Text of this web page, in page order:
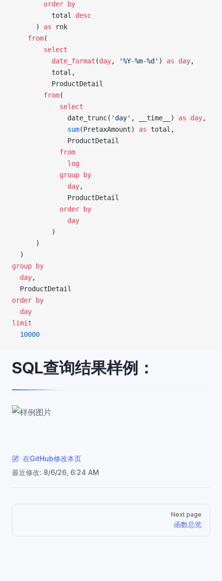
        order by
          total
desc
      )
as rnk
    from
(
        select
          date_format
(day, '%Y-%m-%d' ) as day,
          total,
          ProductDetail
        from
(
            select
              date_trunc(
'day' , __time__) as day,
              sum
(PretaxAmount) as total,
              ProductDetail
            from
              log
            group by
              day
,
              ProductDetail
            order by
              day
          )
      )
  )
group by
  day
,
  ProductDetail
order by
  day
limit
  10000
SQL查询结果样例：
在GitHub修改本页
最近修改: 8/6/26, 6:24 AM
Pager
Next page
函数总览